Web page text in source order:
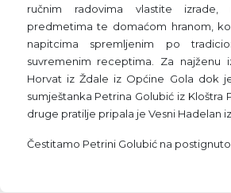
ručnim radovima vlastite izrade,
predmetima te domaćom hranom,
napitcima spremljenim po
suvremenim receptima. Za najženu
Horvat iz Ždale iz Općine Gola dok
sumještanka Petrina Golubić iz Kloštra
druge pratilje pripala je Vesni Hadelan iz
Čestitamo Petrini Golubić na